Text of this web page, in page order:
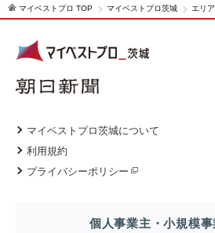
マイベストプロ TOP マイベストプロ茨城 エリ
マイベストプロ茨城について
利用規約
プライバシーポリシー
個人事業主・小規模